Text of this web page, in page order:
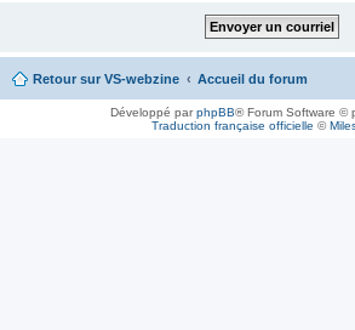
Retour sur VS-webzine Accueil du forum
Développé parphpBB® Forum Software ©
Traduction française officielle ©